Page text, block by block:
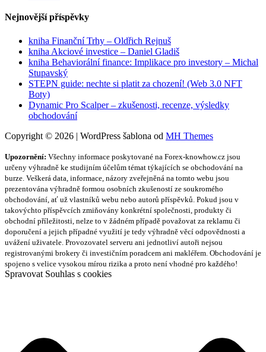
Nejnovější příspěvky
kniha Finanční Trhy – Oldřich Rejnuš
kniha Akciové investice – Daniel Gladiš
kniha Behaviorální finance: Implikace pro investory – Michal
Stupavský
STEPN guide: nechte si platit za chození! (Web 3.0 NFT
Boty)
Dynamic Pro Scalper – zkušenosti, recenze, výsledky
obchodování
Copyright © 2026 | WordPress šablona od MH Themes
Upozornění: Všechny informace poskytované na Forex-knowhow.cz jsou
určeny výhradně ke studijním účelům témat týkajících se obchodování na
burze. Veškerá data, informace, názory zveřejněná na tomto webu jsou
prezentována výhradně formou osobních zkušeností ze soukromého
obchodování, ať už vlastníků webu nebo autorů příspěvků. Pokud jsou v
takovýchto příspěvcích zmiňovány konkrétní společnosti, produkty či
obchodní příležitosti, nelze to v žádném případě považovat za reklamu či
doporučení a jejich případné využití je tedy výhradně věcí odpovědnosti a
uvážení uživatele. Provozovatel serveru ani jednotliví autoři nejsou
registrovanými brokery či investičním poradcem ani makléřem. Obchodování je
spojeno s velice vysokou mírou rizika a proto není vhodné pro každého!
Spravovat Souhlas s cookies